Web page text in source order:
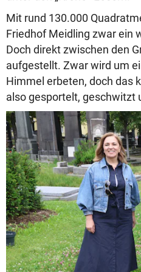
Mit rund 130.000
Friedhof Meidling zwar ein
Doch direkt zwischen den
aufgestellt. Zwar wird um
Himmel erbeten, doch das
also gesportelt, geschwitzt